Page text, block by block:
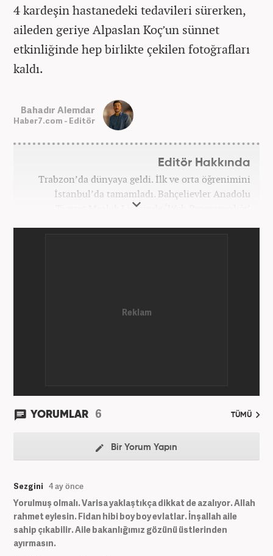
4 kardeşin hastanedeki tedavileri sürerken,
aileden geriye Alpaslan Koç’un sünnet
etkinliğinde hep birlikte çekilen fotoğrafları
kaldı.
Bahadır Alemdar
Haber7.com - Editör
Editör Hakkında
Trabzon’da dünyaya geldi. İlk ve orta öğrenimini
İstanbul’da tamamladı. Bahçelievler Anadolu
Ticaret Meslek Lisesinde ‘Web Programcılığı’
ve teknoloji kategorilerinde birçok haber ve
YORUMLAR 6 TÜMÜ
Bir Yorum Yapın
Sezgini 4 ay önce
Yorulmuş olmalı. Varisa yaklaştıkça dikkat de azalıyor. Allah
rahmet eylesin. Fidan hibi boy boy evlatlar. İnşallah aile
sahip çıkabilir. Aile bakanlığımız gözünü üstlerinden
ayırmasın.